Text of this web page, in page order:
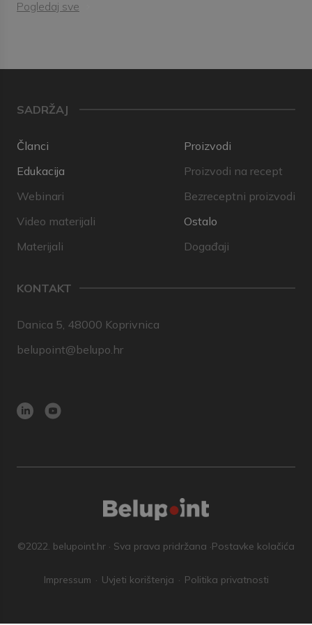
Pogledaj sve
SADRŽAJ
Članci
Edukacija
Webinari
Video materijali
Materijali
Proizvodi
Proizvodi na recept
Bezreceptni proizvodi
Ostalo
Događaji
KONTAKT
Danica 5, 48000 Koprivnica
belupoint@belupo.hr
©2022. belupoint.hr · Sva prava pridržana ·Postavke kolačića
Impressum Uvjeti korištenja Politika privatnosti